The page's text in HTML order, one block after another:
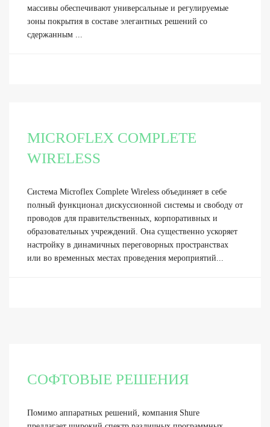
массивы обеспечивают универсальные и регулируемые
зоны покрытия в составе элегантных решений со
сдержанным ...
MICROFLEX COMPLETE
WIRELESS
Система Microflex Complete Wireless объединяет в себе
полный функционал дискуссионной системы и свободу от
проводов для правительственных, корпоративных и
образовательных учреждений. Она существенно ускоряет
настройку в динамичных переговорных пространствах
или во временных местах проведения мероприятий...
СОФТОВЫЕ РЕШЕНИЯ
Помимо аппаратных решений, компания Shure